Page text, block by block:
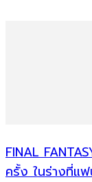
FINAL
ครั้ง ในร่างที่แฟ